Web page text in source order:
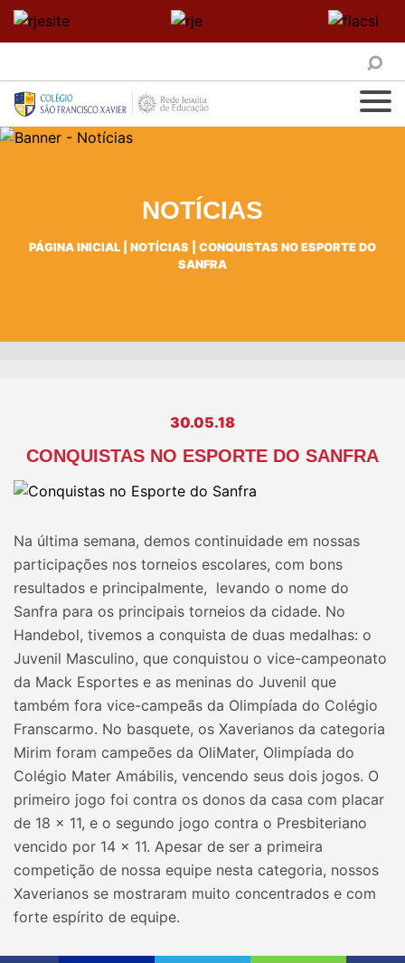
NOTÍCIAS
PÁGINA INICIAL NOTÍCIAS
CONQUISTAS NO ESPORTE DO
SANFRA
30.05.18
CONQUISTAS NO ESPORTE DO SANFRA
Na última semana, demos continuidade em nossas
participações nos torneios escolares, com bons
resultados e principalmente, levando o nome do
Sanfra para os principais torneios da cidade. No
Handebol, tivemos a conquista de duas medalhas: o
Juvenil Masculino, que conquistou o vice-campeonato
da Mack Esportes e as meninas do Juvenil que
também fora vice-campeãs da Olimpíada do Colégio
Franscarmo. No basquete, os Xaverianos da categoria
Mirim foram campeões da OliMater, Olimpíada do
Colégio Mater Amábilis, vencendo seus dois jogos. O
primeiro jogo foi contra os donos da casa com placar
de 18 x 11, e o segundo jogo contra o Presbiteriano
vencido por 14 x 11. Apesar de ser a primeira
competição de nossa equipe nesta categoria, nossos
Xaverianos se mostraram muito concentrados e com
forte espírito de equipe.